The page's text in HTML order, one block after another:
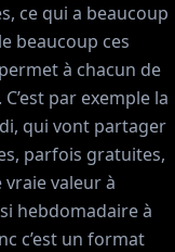
ce qui a beaucoup
beaucoup ces
à chacun de
par exemple la
qui vont partager
parfois gratuites,
valeur à
hebdomadaire à
c’est un format